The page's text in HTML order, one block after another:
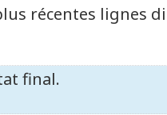
récentes lignes
final.